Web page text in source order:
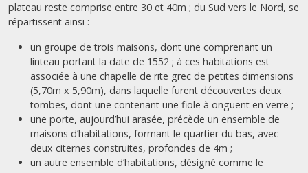
plateau reste comprise entre 30 et 40m ; du Sud vers le Nord, se
répartissent ainsi :
un groupe de trois maisons, dont une comprenant un
linteau portant la date de 1552 ; à ces habitations est
associée à une chapelle de rite grec de petites dimensions
(5,70m x 5,90m), dans laquelle furent découvertes deux
tombes, dont une contenant une fiole à onguent en verre ;
une porte, aujourd’hui arasée, précède un ensemble de
maisons d’habitations, formant le quartier du bas, avec
deux citernes construites, profondes de 4m ;
un autre ensemble d’habitations, désigné comme le